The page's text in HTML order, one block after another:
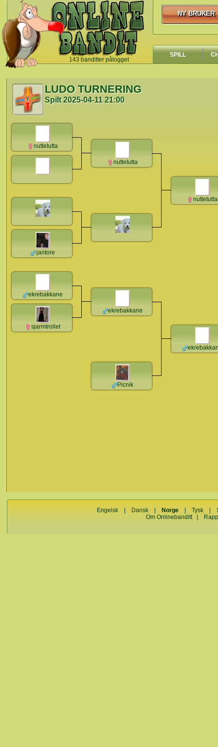
143 banditter pålogget
`
NY BRUKER
NY BRUKER
SPILL
LUDO TURNERING
Spilt2025-04-11 21:00
nuttetutta
jantore
ekrebakkane
sjarmtrollet
nuttetutta
ekrebakkane
Picnik
nuttetutta
Engelsk Dansk Norge |Tysk |
Om Onlinebanditt|